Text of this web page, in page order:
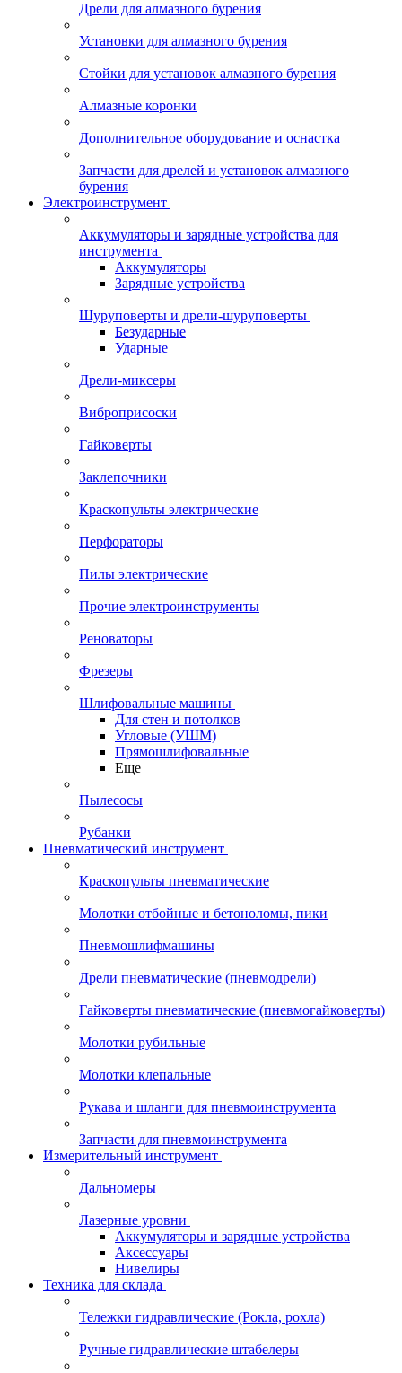
Дрели для алмазного бурения
Установки для алмазного бурения
Стойки для установок алмазного бурения
Алмазные коронки
Дополнительное оборудование и оснастка
Запчасти для дрелей и установок алмазного
бурения
Электроинструмент
Аккумуляторы и зарядные устройства для
инструмента
Аккумуляторы
Зарядные устройства
Шуруповерты и дрели-шуруповерты
Безударные
Ударные
Дрели-миксеры
Виброприсоски
Гайковерты
Заклепочники
Краскопульты электрические
Перфораторы
Пилы электрические
Прочие электроинструменты
Реноваторы
Фрезеры
Шлифовальные машины
Для стен и потолков
Угловые (УШМ)
Прямошлифовальные
Еще
Пылесосы
Рубанки
Пневматический инструмент
Краскопульты пневматические
Молотки отбойные и бетоноломы, пики
Пневмошлифмашины
Дрели пневматические (пневмодрели)
Гайковерты пневматические (пневмогайковерты)
Молотки рубильные
Молотки клепальные
Рукава и шланги для пневмоинструмента
Запчасти для пневмоинструмента
Измерительный инструмент
Дальномеры
Лазерные уровни
Аккумуляторы и зарядные устройства
Аксессуары
Нивелиры
Техника для склада
Тележки гидравлические (Рокла, рохла)
Ручные гидравлические штабелеры